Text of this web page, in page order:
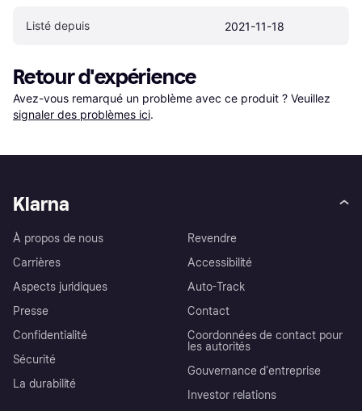
Listé depuis 2021-11-18
Retour d'expérience
Avez-vous remarqué un problème avec ce produit ? Veuillez
signaler des problèmes ici.
Klarna
À propos de nous
Carrières
Aspects juridiques
Presse
Confidentialité
Sécurité
La durabilité
Revendre
Accessibilité
Auto-Track
Contact
Coordonnées de contact pour
les autorités
Gouvernance d’entreprise
Investor relations